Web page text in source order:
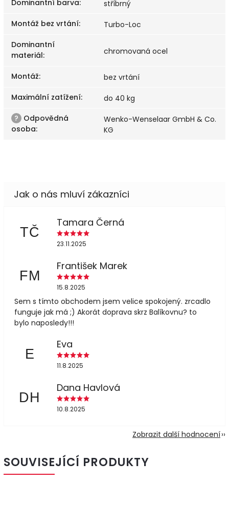
Dominantní barva:
stříbrný
Montáž bez vrtání:
Turbo-Loc
Dominantní
materiál: chromovaná ocel
Montáž:
bez vrtání
Maximální zatížení:
do 40 kg
? Odpovědná
osoba:
Wenko-Wenselaar GmbH & Co.
KG
TČ
Tamara Černá
23.11.2025
FM
František Marek
15.8.2025
Sem s tímto obchodem jsem velice spokojený. zrcadlo
funguje jak má ;) Akorát doprava skrz Balíkovnu? to
bylo naposledy!!!
E
Eva
11.8.2025
DH
Dana Havlová
10.8.2025
Zobrazit další hodnocení
SOUVISEJÍCÍ PRODUKTY